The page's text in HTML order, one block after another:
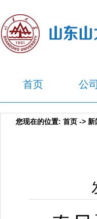
首页 公
您现在的位置: 首页 -> 新